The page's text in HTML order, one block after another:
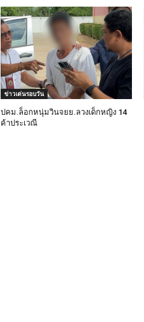
ข่าวเด่นรอบวัน
ปคม.ล็อกหนุ่มวินจยย.ลวงเด็กหญิง 14
ค้าประเวณี